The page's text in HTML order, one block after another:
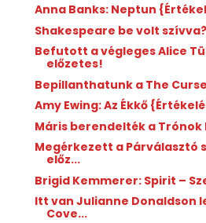
Anna Banks: Neptun
Shakespeare be volt szívva?
Befutott a végleges Alice
előzetes!
Bepillanthatunk a The
Amy Ewing: Az Ékkő
Máris berendelték a
Megérkezett a Párválasztó
előz...
Brigid Kemmerer: Spirit –
Itt van Julianne Donaldson
Cove...